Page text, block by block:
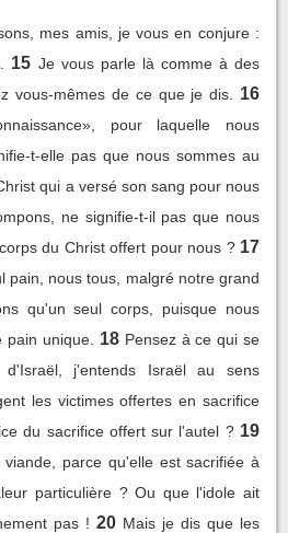
mes amis, je vous en conjure :
15 Je vous parle là comme à des
vous-mêmes de ce que je dis.
16
pour laquelle nous
t-elle pas que nous sommes au
qui a versé son sang pour nous
ne signifie-t-il pas que nous
du Christ offert pour nous ? 17
pain, nous tous, malgré notre grand
qu'un seul corps, puisque nous
unique.
18 Pensez à ce qui se
j'entends Israël au sens
les victimes offertes en sacrifice
du sacrifice offert sur l'autel ? 19
parce qu'elle est sacrifiée à
particulière ? Ou que l'idole ait
pas ! 20 Mais je dis que les